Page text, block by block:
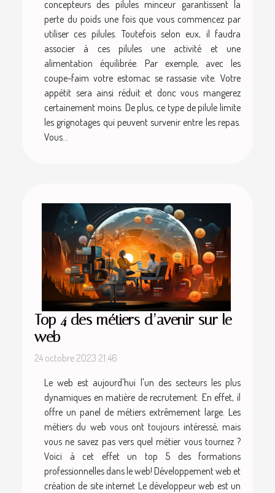
concepteurs des pilules minceur garantissent la
perte du poids une fois que vous commencez par
utiliser ces pilules. Toutefois selon eux, il faudra
associer à ces pilules une activité et une
alimentation équilibrée. Par exemple, avec les
coupe-faim votre estomac se rassasie vite. Votre
appétit sera ainsi réduit et donc vous mangerez
certainement moins. De plus, ce type de pilule limite
les grignotages qui peuvent survenir entre les repas.
Vous...
Top 4 des métiers d’avenir sur le
web
24 octobre 2023 21:46
Le web est aujourd'hui l'un des secteurs les plus
dynamiques en matière de recrutement. En effet, il
offre un panel de métiers extrêmement large. Les
métiers du web vous ont toujours intéressé, mais
vous ne savez pas vers quel métier vous tournez ?
Voici à cet effet un top 5 des formations
professionnelles dans le web! Développement web et
création de site internet Le développeur web est un